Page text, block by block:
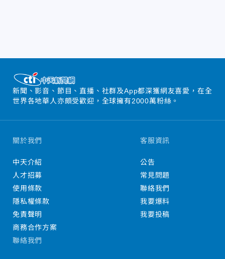
新聞、影音、節目、直播、社群及App都深獲網友喜愛，在全
世界各地華人亦頗受歡迎，全球擁有2000萬粉絲。
關於我們
中天介紹
人才招募
使用條款
隱私權條款
免責聲明
商務合作方案
客服資訊
公告
常見問題
聯絡我們
我要爆料
我要投稿
聯絡我們